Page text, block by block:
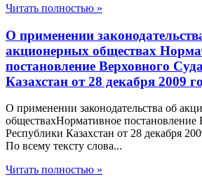
Читать полностью »
О применении
акционерных обществах
постановление Верховного
Казахстан от 28 декабря 2009
О применении законодательства об
обществахНормативное постановление
Республики Казахстан от 28 декабря
По всему тексту слова...
Читать полностью »